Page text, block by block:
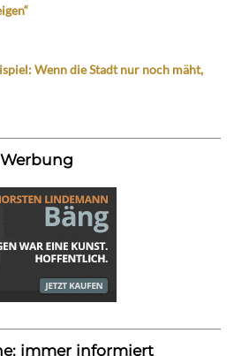
Wenn die Stadt nur noch mäht,
Werbung
immer informiert